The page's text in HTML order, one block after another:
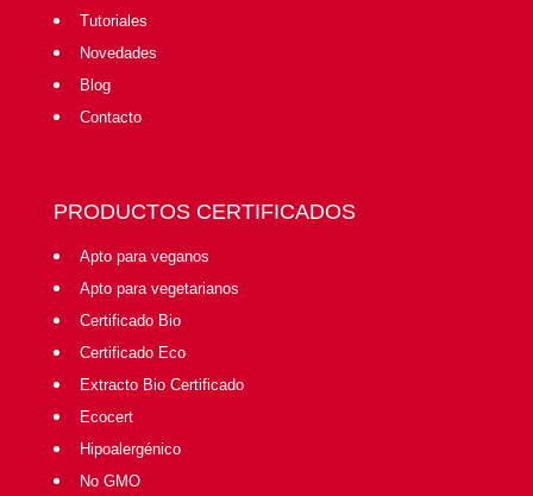
Tutoriales
Novedades
Blog
Contacto
PRODUCTOS CERTIFICADOS
Apto para veganos
Apto para vegetarianos
Certificado Bio
Certificado Eco
Extracto Bio Certificado
Ecocert
Hipoalergénico
No GMO